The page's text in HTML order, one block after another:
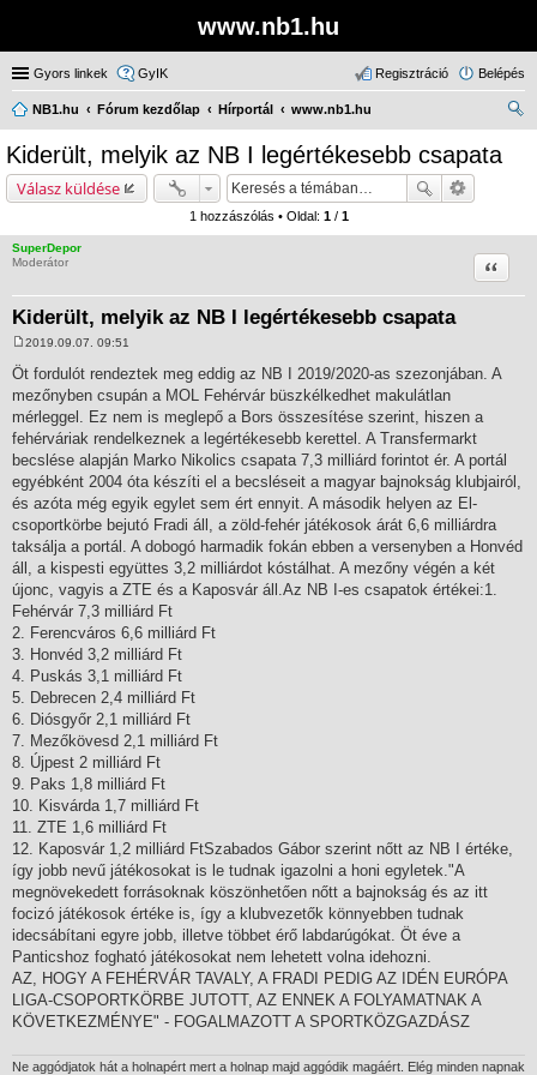
www.nb1.hu
Gyors linkek GyIK Belépés
Regisztráció
NB1.hu Fórum kezdőlap Hírportál
www.nb1.hu
Kiderült, melyik az NB I legértékesebb csapata
Válasz küldése
1 hozzászólás • Oldal: 1/ 1
SuperDepor
Moderátor
Kiderült, melyik az NB I legértékesebb csapata
Idézet
o
z
z
á
s
z
l
á
2019.09.07. 09:51
Öt fordulót rendeztek meg eddig az NB I 2019/2020-as szezonjában. A
mezőnyben csupán a MOL Fehérvár büszkélkedhet makulátlan
mérleggel. Ez nem is meglepő a Bors összesítése szerint, hiszen a
fehérváriak rendelkeznek a legértékesebb kerettel. A Transfermarkt
becslése alapján Marko Nikolics csapata 7,3 milliárd forintot ér. A portál
egyébként 2004 óta készíti el a becsléseit a magyar bajnokság klubjairól,
és azóta még egyik egylet sem ért ennyit. A második helyen az El-
csoportkörbe bejutó Fradi áll, a zöld-fehér játékosok árát 6,6 milliárdra
taksálja a portál. A dobogó harmadik fokán ebben a versenyben a Honvéd
áll, a kispesti együttes 3,2 milliárdot kóstálhat. A mezőny végén a két
újonc, vagyis a ZTE és a Kaposvár áll.Az NB I-es csapatok értékei:1.
Fehérvár 7,3 milliárd Ft
2. Ferencváros 6,6 milliárd Ft
3. Honvéd 3,2 milliárd Ft
4. Puskás 3,1 milliárd Ft
5. Debrecen 2,4 milliárd Ft
6. Diósgyőr 2,1 milliárd Ft
7. Mezőkövesd 2,1 milliárd Ft
8. Újpest 2 milliárd Ft
9. Paks 1,8 milliárd Ft
10. Kisvárda 1,7 milliárd Ft
11. ZTE 1,6 milliárd Ft
12. Kaposvár 1,2 milliárd FtSzabados Gábor szerint nőtt az NB I értéke,
így jobb nevű játékosokat is le tudnak igazolni a honi egyletek."A
megnövekedett forrásoknak köszönhetően nőtt a bajnokság és az itt
focizó játékosok értéke is, így a klubvezetők könnyebben tudnak
idecsábítani egyre jobb, illetve többet érő labdarúgókat. Öt éve a
Panticshoz fogható játékosokat nem lehetett volna idehozni.
AZ, HOGY A FEHÉRVÁR TAVALY, A FRADI PEDIG AZ IDÉN EURÓPA
LIGA-CSOPORTKÖRBE JUTOTT, AZ ENNEK A FOLYAMATNAK A
KÖVETKEZMÉNYE" - FOGALMAZOTT A SPORTKÖZGAZDÁSZ
Ne aggódjatok hát a holnapért mert a holnap majd aggódik magáért. Elég minden napnak